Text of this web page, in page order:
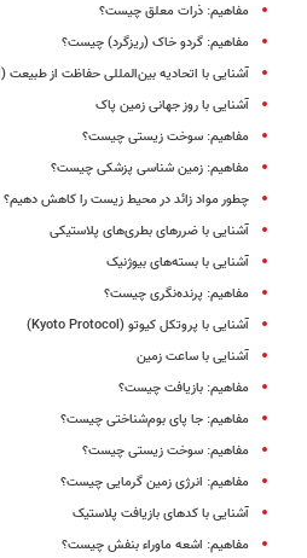
مفاهیم: ذرات معلق چیست؟
مفاهیم: گردو خاک (ریزگرد) چیست؟
آشنایی با اتحادیه بین‌المللی حفاظت از طبیعت (IUCN)
آشنایی با روز جهانی زمین پاک
مفاهیم: سوخت‌ زیستى چیست؟
مفاهیم: زمین شناسى پزشکى چیست؟
چطور مواد زائد در محیط زیست را کاهش دهیم؟
آشنایی با ضررهای بطری‌های پلاستیکی
آشنایی با بسته‌های بیوژنیک
مفاهیم: پرنده‌نگری چیست؟
آشنایی با پروتکل کیوتو (Kyoto Protocol)
آشنایی با ساعت زمین
مفاهیم: بازیافت چیست؟
مفاهیم: جا پای بوم‌شناختی چیست؟
مفاهیم: سوخت زیستی چیست؟
مفاهیم: انرژی زمین گرمایی چیست؟
آشنایی با کدهای بازیافت پلاستیک
مفاهیم: اشعه ماوراء بنفش چیست؟